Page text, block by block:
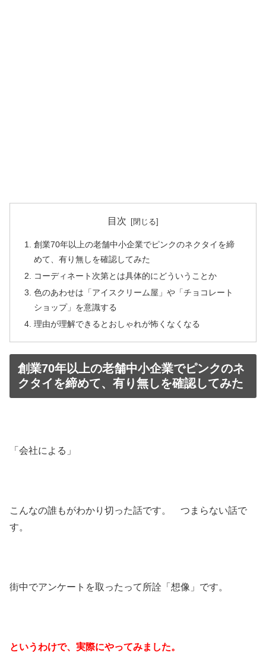
目次
創業70年以上の老舗中小企業でピンクのネクタイを締
めて、有り無しを確認してみた
コーディネート次第とは具体的にどういうことか
色のあわせは「アイスクリーム屋」や「チョコレート
ショップ」を意識する
理由が理解できるとおしゃれが怖くなくなる
創業70年以上の老舗中小企業でピンクのネ
クタイを締めて、有り無しを確認してみた
「会社による」
こんなの誰もがわかり切った話です。 つまらない話で
す。
街中でアンケートを取ったって所詮「想像」です。
というわけで、実際にやってみました。